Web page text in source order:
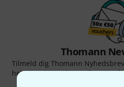
Thomann
Tilmeld dig Thomann
held kan du vinde en af50